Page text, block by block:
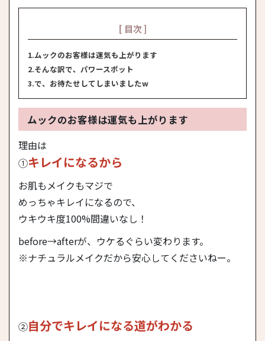
[ 目次 ]
1.ムックのお客様は運気も上がります
2.そんな訳で、パワースポット
3.で、お待たせしてしまいましたw
ムックのお客様は運気も上がります
理由は
①キレイになるから
お肌もメイクもマジで
めっちゃキレイになるので、
ウキウキ度100%間違いなし！
before→afterが、ウケるぐらい変わります。
※ナチュラルメイクだから安心してくださいねー。
②自分でキレイになる道がわかる